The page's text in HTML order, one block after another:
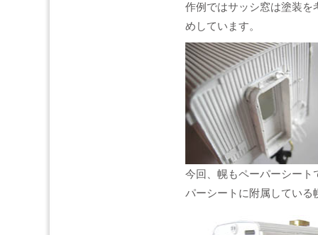
作例ではサッシ窓は塗装を
めしています。
今回、幌もペーパーシート
パーシートに附属している